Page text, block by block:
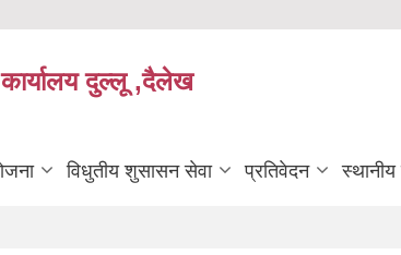
कार्यालय दुल्लू ,दैलेख
विधुतीय शुसासन सेवा प्रतिवेदन